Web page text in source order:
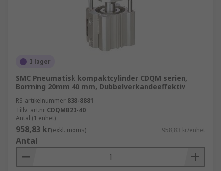
I lager
SMC Pneumatisk kompaktcylinder CDQM serien,
Borrning 20mm 40 mm, Dubbelverkandeeffektiv
RS-artikelnummer 838-8881
Tillv. art.nr CDQMB20-40
Antal (1 enhet)
958,83 kr(exkl. moms) 958,83 kr/enhet
Antal